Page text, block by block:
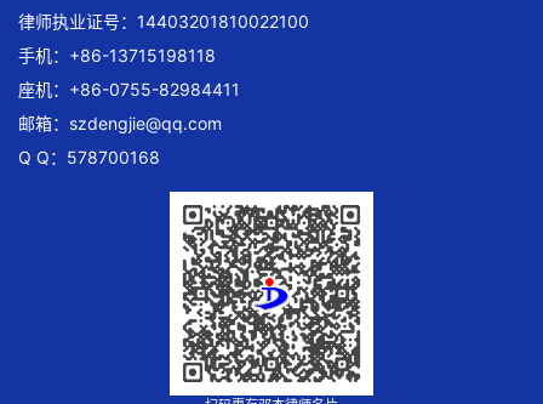
律师执业证号：14403201810022100
手机：+86-13715198118
座机：+86-0755-82984411
邮箱： szdengjie@qq.com
Q Q：578700168